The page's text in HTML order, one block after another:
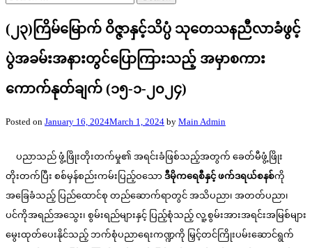
for:
(၂၃)ကြိမ်မြောက် ဝိဇ္ဇာနှင့်သိပ္ပံ သုတေသနညီလာခံဖွင့်
ပွဲအခမ်းအနားတွင်ပြောကြားသည့် အမှာစကား
ကောက်နုတ်ချက် (၁၅-၁-၂၀၂၄)
Posted on January 16, 2024March 1, 2024 by Main Admin
ပညာသည် ဖွံ့ဖြိုးတိုးတက်မှု၏ အရင်းခံဖြစ်သည့်အတွက် ခေတ်မီဖွံ့ဖြိုး
တိုးတက်ပြီး စစ်မှန်စည်းကမ်းပြည့်ဝသော ဒီမိုကရေစီနှင့် ဖက်ဒရယ်စနစ်ကို
အခြေခံသည့် ပြည်ထောင်စု တည်ဆောက်ရာတွင် အသိပညာ၊ အတတ်ပညာ၊
ပင်ကိုအရည်အသွေး၊ စွမ်းရည်များနှင့် ပြည့်စုံသည့် လူ့စွမ်းအားအရင်းအမြစ်များ
မွေးထုတ်ပေးနိုင်သည့် ဘက်စုံပညာရေးကဏ္ဍကို မြှင့်တင်ကြိုးပမ်းဆောင်ရွက်